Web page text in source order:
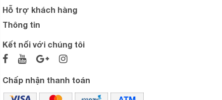
Hỗ trợ khách hàng
Thông tin
Kết nối với chúng tôi
Chấp nhận thanh toán